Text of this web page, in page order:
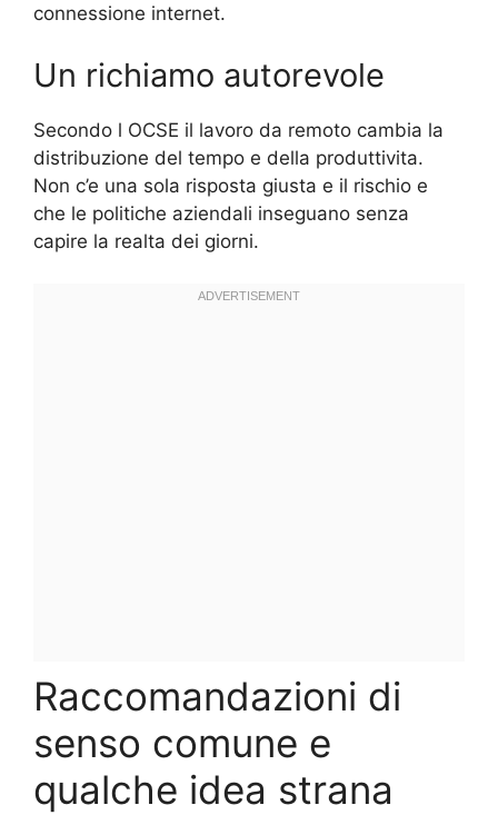
connessione internet.
Un richiamo autorevole
Secondo l OCSE il lavoro da remoto cambia la
distribuzione del tempo e della produttivita.
Non c’e una sola risposta giusta e il rischio e
che le politiche aziendali inseguano senza
capire la realta dei giorni.
Raccomandazioni di
senso comune e
qualche idea strana